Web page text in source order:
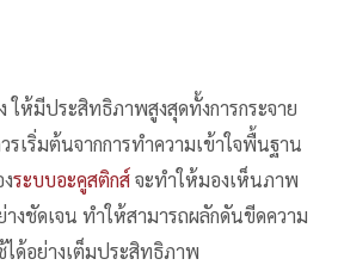
ให้มีประสิทธิภาพสูงสุดทั้งการกระจาย
รเริ่มต้นจากการทำความเข้าใจพื้นฐาน
ระบบอะคูสติกส์ จะทำให้มองเห็นภาพ
างชัดเจน ทำให้สามารถผลักดันขีดความ
ได้อย่างเต็มประสิทธิภาพ